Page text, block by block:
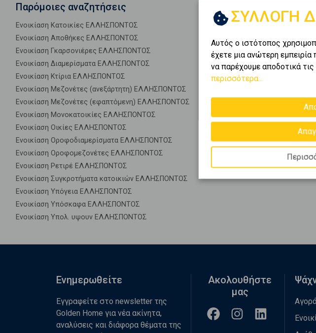
Παρόμοιες αναζητήσεις
Ενοικίαση Κατοικίες ΕΛΛΗΣΠΟΝΤΟΣ
Ενοικίαση Αποθήκες ΕΛΛΗΣΠΟΝΤΟΣ
Ενοικίαση Γκαρσονιέρες ΕΛΛΗΣΠΟΝΤΟΣ
Ενοικίαση Διαμερίσματα ΕΛΛΗΣΠΟΝΤΟΣ
Ενοικίαση Κτίρια ΕΛΛΗΣΠΟΝΤΟΣ
Ενοικίαση Μεζονέτες (ανεξάρτητη) ΕΛΛΗΣΠΟΝΤΟΣ
Ενοικίαση Μεζονέτες (εφαπτόμενη) ΕΛΛΗΣΠΟΝΤΟΣ
Ενοικίαση Μονοκατοικίες ΕΛΛΗΣΠΟΝΤΟΣ
Ενοικίαση Οικίες ΕΛΛΗΣΠΟΝΤΟΣ
Ενοικίαση Οροφοδιαμερίσματα ΕΛΛΗΣΠΟΝΤΟΣ
Ενοικίαση Οροφομεζονέτες ΕΛΛΗΣΠΟΝΤΟΣ
Ενοικίαση Ρετιρέ ΕΛΛΗΣΠΟΝΤΟΣ
Ενοικίαση Συγκροτήματα κατοικιών ΕΛΛΗΣΠΟΝΤΟΣ
Ενοικίαση Υπόγεια ΕΛΛΗΣΠΟΝΤΟΣ
Ενοικίαση Υπόσκαφα ΕΛΛΗΣΠΟΝΤΟΣ
Ενοικίαση Υπολ. υψουν ΕΛΛΗΣΠΟΝΤΟΣ
ΣΥΛΛΟΓΗ
Αυτός ο ιστότοπος
έχετε μια ανώτερη
να παρέχουμε αποδοτικά τις
περισσότερα...
Ενημερωθείτε
Εγγραφείτε στο newsletter της
Golden Home για νέα ακίνητα,
αναλύσεις και διάφορα θέματα της
Ακολουθήστε
μας